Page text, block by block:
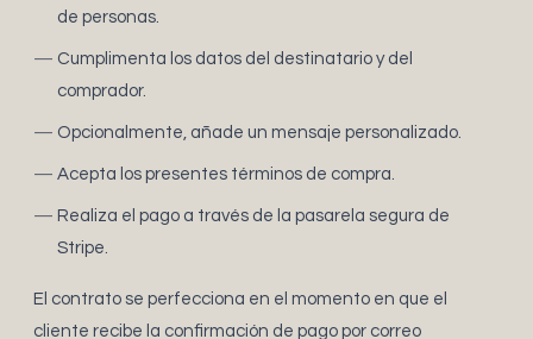
de personas.
Cumplimenta los datos del destinatario y del
comprador.
Opcionalmente, añade un mensaje personalizado.
Acepta los presentes términos de compra.
Realiza el pago a través de la pasarela segura de
Stripe.
El contrato se perfecciona en el momento en que el
cliente recibe la confirmación de pago por correo